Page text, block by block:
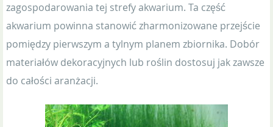
zagospodarowania tej strefy akwarium. Ta część
akwarium powinna stanowić zharmonizowane przejście
pomiędzy pierwszym a tylnym planem zbiornika. Dobór
materiałów dekoracyjnych lub roślin dostosuj jak zawsze
do całości aranżacji.